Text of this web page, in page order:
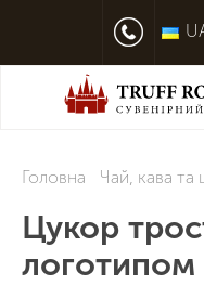
Головна Чай, кава та
Цукор
логотипом